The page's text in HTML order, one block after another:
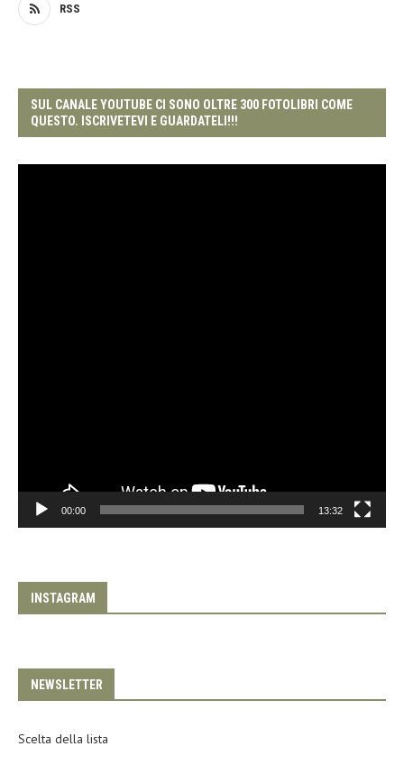
RSS
SUL CANALE YOUTUBE CI SONO OLTRE 300 FOTOLIBRI COME
QUESTO. ISCRIVETEVI E GUARDATELI!!!
00:00 13:32
INSTAGRAM
NEWSLETTER
Scelta della lista